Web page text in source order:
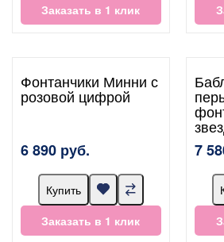
Заказать в 1 клик
Фонтанчики Минни с
розовой цифрой
6 890 руб.
Купить
Заказать в 1 клик
7